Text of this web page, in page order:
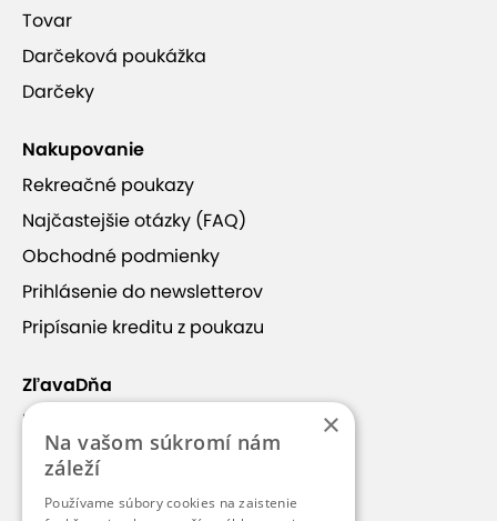
Tovar
Darčeková poukážka
Darčeky
Nakupovanie
Rekreačné poukazy
Najčastejšie otázky (FAQ)
Obchodné podmienky
Prihlásenie do newsletterov
Pripísanie kreditu z poukazu
ZľavaDňa
Náš príbeh
Kontakt
Kariéra
×
Na vašom súkromí nám
záleží
Používame súbory cookies na zaistenie